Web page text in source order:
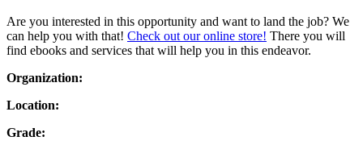
Are you interested in this opportunity and want to land the job? We
can help you with that! Check out our online store! There you will
find ebooks and services that will help you in this endeavor.
Organization:
Location:
Grade: